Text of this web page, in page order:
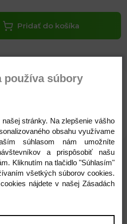
Pridať do košíka
používa súbory
stránky. Na zlepšenie vášho
obsahu využívame
súhlasom nám umožníte
a prispôsobiť našu
Kliknutím na tlačidlo "Súhlasím"
všetkých súborov cookies.
nájdete v našej Zásadách